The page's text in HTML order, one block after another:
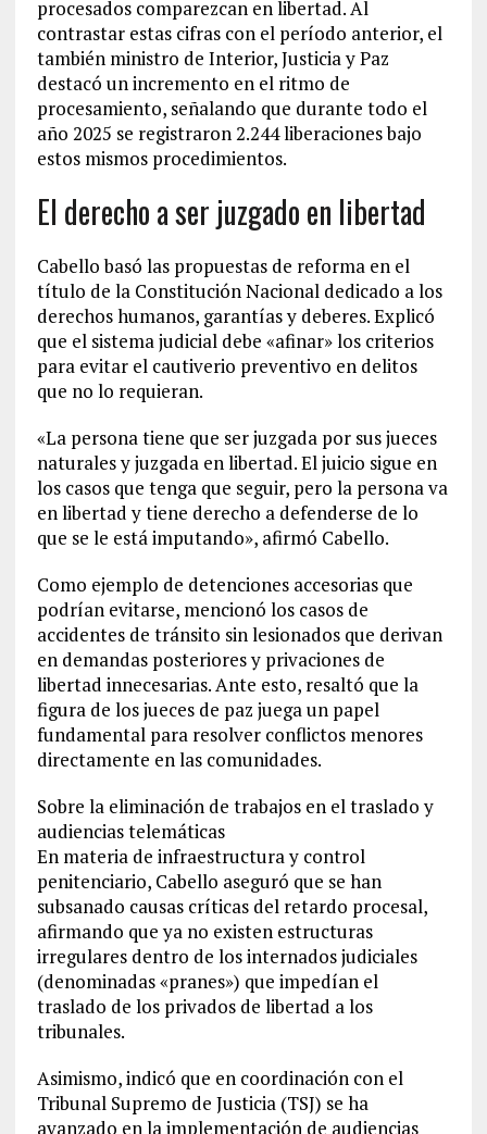
procesados ​​comparezcan en libertad. Al
contrastar estas cifras con el período anterior, el
también ministro de Interior, Justicia y Paz
destacó un incremento en el ritmo de
procesamiento, señalando que durante todo el
año 2025 se registraron 2.244 liberaciones bajo
estos mismos procedimientos.
El derecho a ser juzgado en libertad
Cabello basó las propuestas de reforma en el
título de la Constitución Nacional dedicado a los
derechos humanos, garantías y deberes. Explicó
que el sistema judicial debe «afinar» los criterios
para evitar el cautiverio preventivo en delitos
que no lo requieran.
«La persona tiene que ser juzgada por sus jueces
naturales y juzgada en libertad. El juicio sigue en
los casos que tenga que seguir, pero la persona va
en libertad y tiene derecho a defenderse de lo
que se le está imputando», afirmó Cabello.
Como ejemplo de detenciones accesorias que
podrían evitarse, mencionó los casos de
accidentes de tránsito sin lesionados que derivan
en demandas posteriores y privaciones de
libertad innecesarias. Ante esto, resaltó que la
figura de los jueces de paz juega un papel
fundamental para resolver conflictos menores
directamente en las comunidades.
Sobre la eliminación de trabajos en el traslado y
audiencias telemáticas
En materia de infraestructura y control
penitenciario, Cabello aseguró que se han
subsanado causas críticas del retardo procesal,
afirmando que ya no existen estructuras
irregulares dentro de los internados judiciales
(denominadas «pranes») que impedían el
traslado de los privados de libertad a los
tribunales.
Asimismo, indicó que en coordinación con el
Tribunal Supremo de Justicia (TSJ) se ha
avanzado en la implementación de audiencias